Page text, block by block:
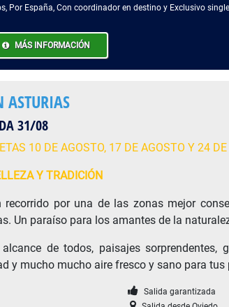
Por España, Con coordinador en destino y Exclusivo single
MÁS INFORMACIÓN
ASTURIAS
31/08
10 DE AGOSTO, 17 DE AGOSTO Y 24
Y TRADICIÓN
recorrido por una de las zonas mejor
Un paraíso para los amantes de la
de todos, paisajes sorprendentes,
y mucho mucho aire fresco y sano para tus
Salida garantizada